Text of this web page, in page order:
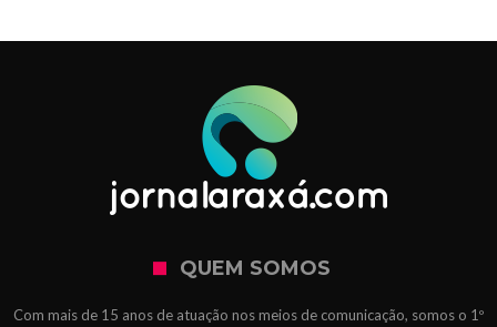
QUEM SOMOS
Com mais de 15 anos de atuação nos meios de comunicação, somos o 1º